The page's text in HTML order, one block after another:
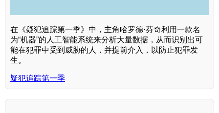
在《疑犯追踪第一季》中，主角哈罗德·芬奇利用一款名
为“机器”的人工智能系统来分析大量数据，从而识别出可
能在犯罪中受到威胁的人，并提前介入，以防止犯罪发
生。
疑犯追踪第一季